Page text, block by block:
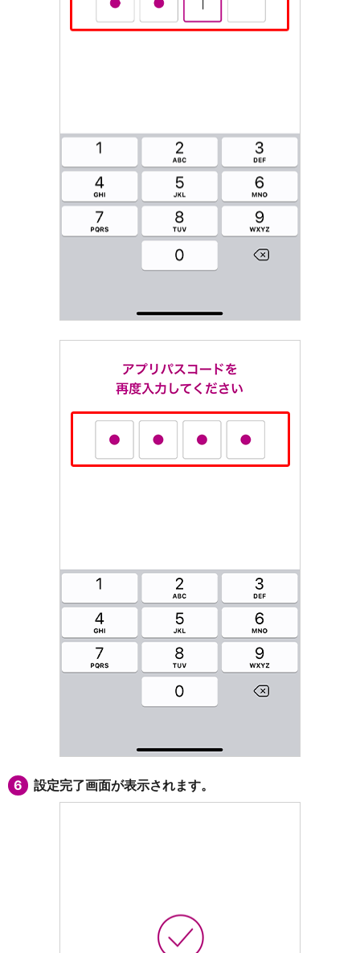
ニュースリリース
6 設定完了画面が表示されます。